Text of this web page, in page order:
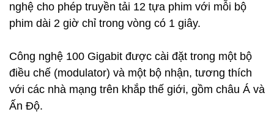
nghệ cho phép truyền tải 12 tựa phim với mỗi bộ
phim dài 2 giờ chỉ trong vòng có 1 giây.
Công nghệ 100 Gigabit được cài đặt trong một bộ
điều chế (modulator) và một bộ nhận, tương thích
với các nhà mạng trên khắp thế giới, gồm châu Á và
Ấn Độ.